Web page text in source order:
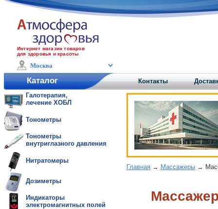
Интернет магазин товаров
для здоровья и красоты
Каталог Контакты
Галотерапия,
лечение ХОБЛ
Тонометры
Тонометры
внутриглазного давления
Нитратомеры
Дозиметры
Индикаторы
электромагнитных полей
Главная → Массажеры →